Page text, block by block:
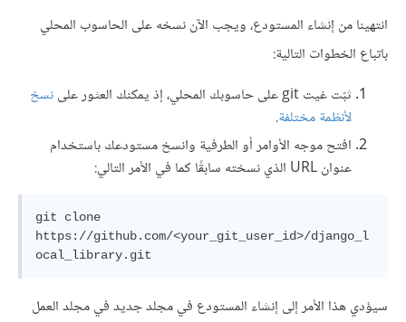
انتهينا من إنشاء المستودع، ويجب الآن نسخه على الحاسوب المحلي
باتباع الخطوات التالية:
ثبّت غيت git على حاسوبك المحلي، إذ يمكنك العثور على
نسخ
لأنظمة مختلفة.
افتح موجه الأوامر أو الطرفية وانسخ مستودعك باستخدام
عنوان URL الذي نسخته سابقًا كما في الأمر التالي:
git clone
https://github.com/<your_git_user_id>/django_l
سيؤدي هذا الأمر إلى إنشاء المستودع في مجلد جديد في مجلد العمل